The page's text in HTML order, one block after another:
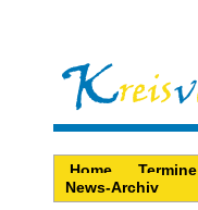
Home Termine
News-Archiv